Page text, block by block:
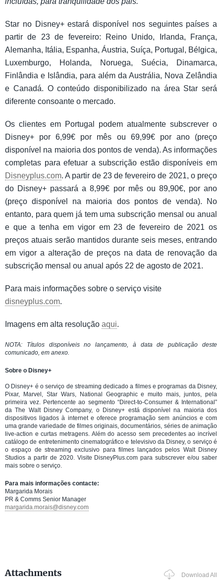
Star no Disney+ estará disponível nos seguintes países a
partir de 23 de fevereiro: Reino Unido, Irlanda, França,
Alemanha, Itália, Espanha, Áustria, Suíça, Portugal, Bélgica,
Luxemburgo, Holanda, Noruega, Suécia, Dinamarca,
Finlândia e Islândia, para além da Austrália, Nova Zelândia
e Canadá. O conteúdo disponibilizado na área Star será
diferente consoante o mercado.
Os clientes em Portugal podem atualmente subscrever o
Disney+ por 6,99€ por mês ou 69,99€ por ano (preço
disponível na maioria dos pontos de venda). As informações
completas para efetuar a subscrição estão disponíveis em
Disneyplus.com. A partir de 23 de fevereiro de 2021, o preço
do Disney+ passará a 8,99€ por mês ou 89,90€, por ano
(preço disponível na maioria dos pontos de venda). No
entanto, para quem já tem uma subscrição mensal ou anual
e que a tenha em vigor em 23 de fevereiro de 2021 os
preços atuais serão mantidos durante seis meses, entrando
em vigor a alteração de preços na data de renovação da
subscrição mensal ou anual após 22 de agosto de 2021.
Para mais informações sobre o serviço visite
disneyplus.com.
Imagens em alta resolução aqui.
NOTA: Títulos disponíveis no lançamento, à data de publicação deste
comunicado, em anexo.
Sobre o Disney+
O Disney+ é o serviço de streaming dedicado a filmes e programas da Disney,
Pixar, Marvel, Star Wars, National Geographic e muito mais, juntos, pela
primeira vez. Pertencente ao segmento “Direct-to-Consumer & International”
da The Walt Disney Company, o Disney+ está disponível na maioria dos
dispositivos ligados à internet e oferece programação sem anúncios e com
uma grande variedade de filmes originais, documentários, séries de animação
live-action e curtas metragens. Além do acesso sem precedentes ao incrível
catálogo de entretenimento cinematográfico e televisivo da Disney, o serviço é
o espaço de streaming exclusivo para filmes lançados pelos Walt Disney
Studios a partir de 2020. Visite DisneyPlus.com para subscrever e/ou saber
mais sobre o serviço.
Para mais informações contacte:
Margarida Morais
PR & Comms Senior Manager
margarida.morais@disney.com
Attachments Download All